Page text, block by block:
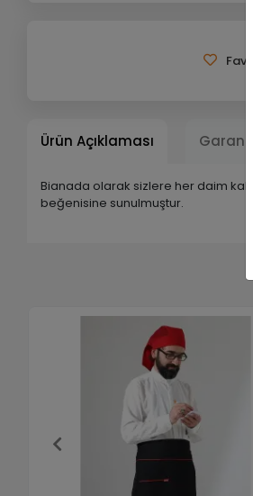
Ürün Açıklaması
Bianada olarak sizlere her daim
beğenisine sunulmuştur.